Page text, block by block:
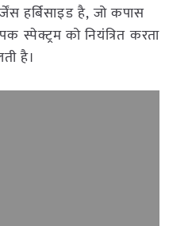
हर्बिसाइड है, जो कपास
को नियंत्रित करता
है।